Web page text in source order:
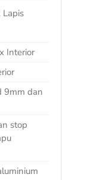
Interior
9mm dan
stop